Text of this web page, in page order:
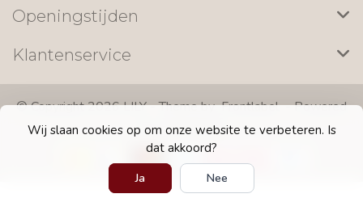
Wij slaan cookies op om onze website te verbeteren. Is
dat akkoord?
Ja
Nee
Openingstijden
Klantenservice
© Copyright 2026 LILY - Theme byFrontlabel- Powered
byLightspeed